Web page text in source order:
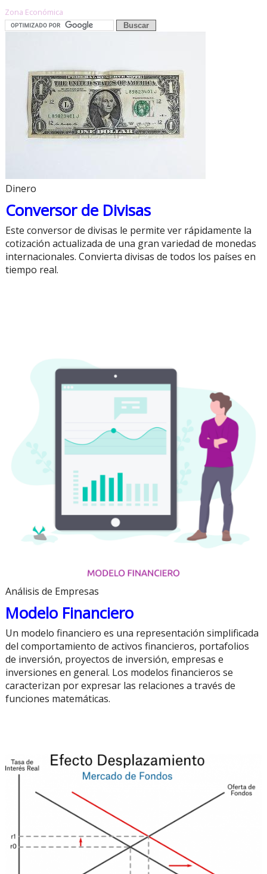
Zona Económica
Dinero
Conversor de Divisas
Este conversor de divisas le permite ver rápidamente la
cotización actualizada de una gran variedad de monedas
internacionales. Convierta divisas de todos los países en
tiempo real.
Análisis de Empresas
Modelo Financiero
Un modelo financiero es una representación simplificada
del comportamiento de activos financieros, portafolios
de inversión, proyectos de inversión, empresas e
inversiones en general. Los modelos financieros se
caracterizan por expresar las relaciones a través de
funciones matemáticas.